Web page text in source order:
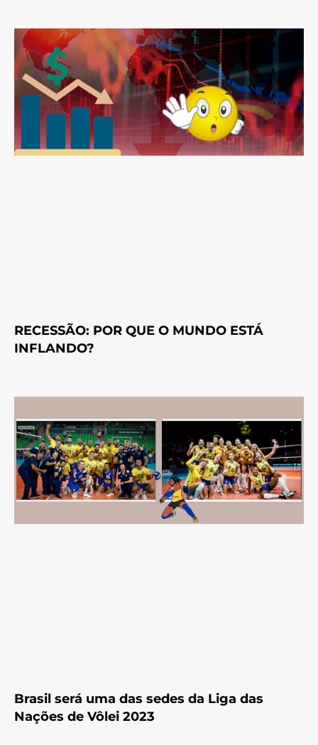
RECESSÃO: POR QUE O MUNDO ESTÁ
INFLANDO?
Brasil será uma das sedes da Liga das
Nações de Vôlei 2023